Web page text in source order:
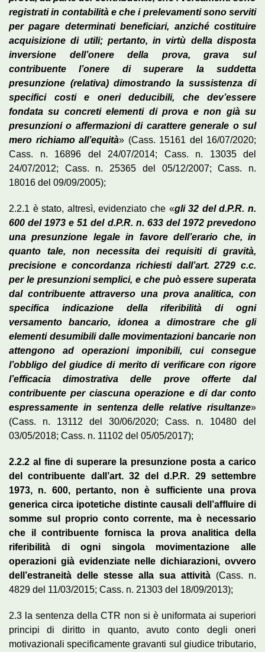
registrati in contabilità e che i prelevamenti sono serviti
per pagare determinati beneficiari, anziché costituire
acquisizione di utili; pertanto, in virtù della disposta
inversione dell’onere della prova, grava sul
contribuente l’onere di superare la suddetta
presunzione (relativa) dimostrando la sussistenza di
specifici costi e oneri deducibili, che dev’essere
fondata su concreti elementi di prova e non già su
presunzioni o affermazioni di carattere generale o sul
mero richiamo all’equità» (Cass. 15161 del 16/07/2020;
Cass. n. 16896 del 24/07/2014; Cass. n. 13035 del
24/07/2012; Cass. n. 25365 del 05/12/2007; Cass. n.
18016 del 09/09/2005);
2.2.1 è stato, altresì, evidenziato che «gli 32 del d.P.R. n.
600 del 1973 e 51 del d.P.R. n. 633 del 1972 prevedono
una presunzione legale in favore dell’erario che, in
quanto tale, non necessita dei requisiti di gravità,
precisione e concordanza richiesti dall’art. 2729 c.c.
per le presunzioni semplici, e che può essere superata
dal contribuente attraverso una prova analitica, con
specifica indicazione della riferibilità di ogni
versamento bancario, idonea a dimostrare che gli
elementi desumibili dalle movimentazioni bancarie non
attengono ad operazioni imponibili, cui consegue
l’obbligo del giudice di merito di verificare con rigore
l’efficacia dimostrativa delle prove offerte dal
contribuente per ciascuna operazione e di dar conto
espressamente in sentenza delle relative risultanze»
(Cass. n. 13112 del 30/06/2020; Cass. n. 10480 del
03/05/2018; Cass. n. 11102 del 05/05/2017);
2.2.2 al fine di superare la presunzione posta a carico
del contribuente dall’art. 32 del d.P.R. 29 settembre
1973, n. 600, pertanto, non è sufficiente una prova
generica circa ipotetiche distinte causali dell’affluire di
somme sul proprio conto corrente, ma è necessario
che il contribuente fornisca la prova analitica della
riferibilità di ogni singola movimentazione alle
operazioni già evidenziate nelle dichiarazioni, ovvero
dell’estraneità delle stesse alla sua attività (Cass. n.
4829 del 11/03/2015; Cass. n. 21303 del 18/09/2013);
2.3 la sentenza della CTR non si è uniformata ai superiori
principi di diritto in quanto, avuto conto degli oneri
motivazionali specificamente gravanti sul giudice tributario,